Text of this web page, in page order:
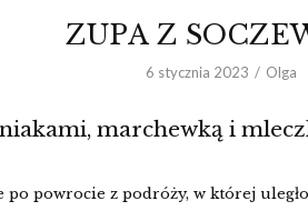
ZUPA Z
6 stycznia 2023 Olga
marchewką i
po powrocie z podróży, w której